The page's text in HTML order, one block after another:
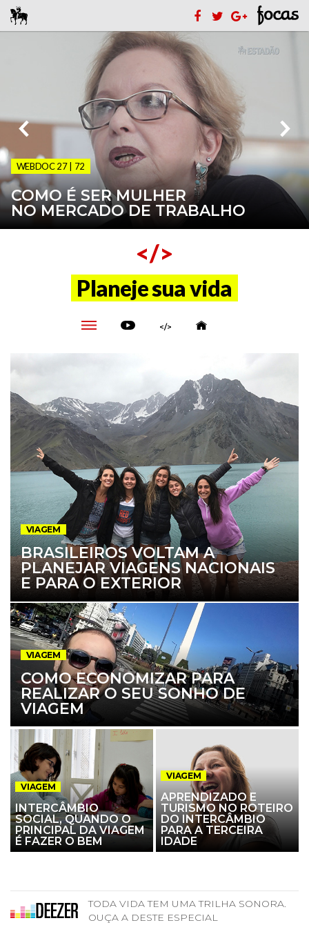
WEBDOC 27 | 72
COMO É SER MULHER
NO MERCADO DE TRABALHO
</>
Planeje sua vida
</>
VIAGEM
BRASILEIROS VOLTAM A
PLANEJAR VIAGENS NACIONAIS
E PARA O EXTERIOR
VIAGEM
COMO ECONOMIZAR PARA
REALIZAR O SEU SONHO DE
VIAGEM
VIAGEM
INTERCÂMBIO
SOCIAL, QUANDO O
PRINCIPAL DA VIAGEM
É FAZER O BEM
VIAGEM
APRENDIZADO E
TURISMO NO ROTEIRO
DO INTERCÂMBIO
PARA A TERCEIRA
IDADE
TODA VIDA TEM UMA TRILHA SONORA.
OUÇA A DESTE ESPECIAL